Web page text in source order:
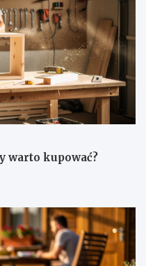
warto kupować?